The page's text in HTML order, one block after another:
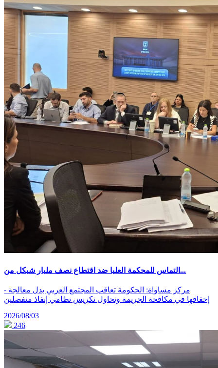
التماس للمحكمة العليا ضد اقتطاع نصف مليار شيكل من...
- مركز مساواة: الحكومة تعاقب المجتمع العربي بدل معالجة
إخفاقها في مكافحة الجريمة وتحاول تكريس نظامي إنفاذ منفصلين
2026/08/03
246